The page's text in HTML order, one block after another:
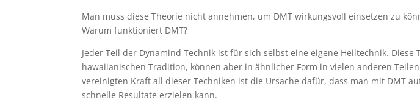
Man muss diese Theorie nicht annehmen, um DMT wirkungsvoll einsetzen zu
Warum funktioniert DMT?
Jeder Teil der Dynamind Technik ist für sich selbst eine eigene Heiltechnik. Diese
hawaiianischen Tradition, können aber in ähnlicher Form in vielen anderen
vereinigten Kraft all dieser Techniken ist die Ursache dafür, dass man mit DMT
schnelle Resultate erzielen kann.